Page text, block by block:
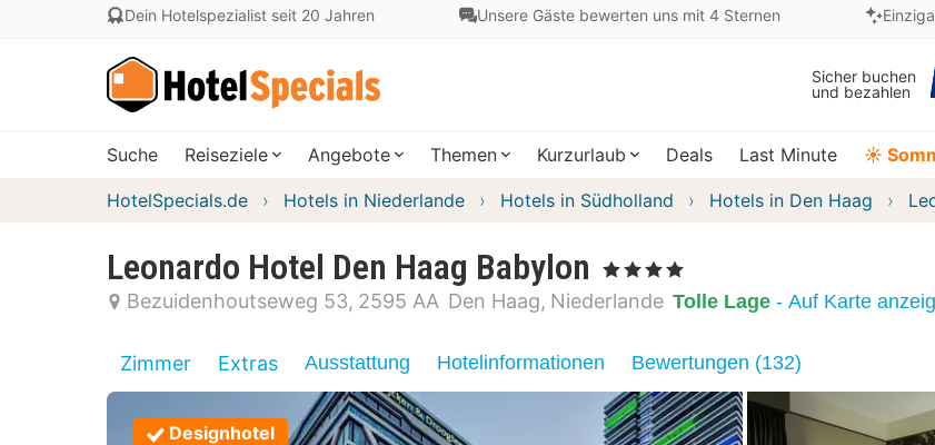
Dein Hotelspezialist seit 20 Jahren Unsere Gäste bewerten uns mit 4 Sternen
Sicher buchen
und bezahlen
Suche Reiseziele Angebote Themen Kurzurlaub Deals Last Minute ☀️
HotelSpecials.de Hotels in Niederlande Hotels in Südholland Hotels in Den Haag
Leonardo Hotel Den Haag Babylon , 4 Sterne
Bezuidenhoutseweg 53 2595 AA Den Haag Niederlande Tolle Lage - Auf Karte
Zimmer Extras Ausstattung Hotelinformationen Bewertungen (132)
Designhotel